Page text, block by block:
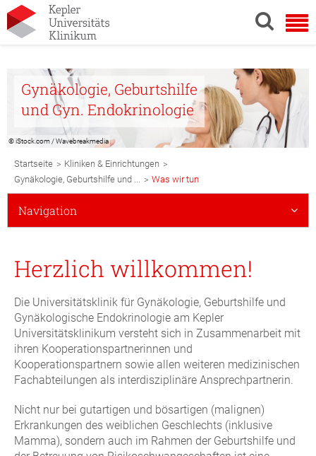
Gynäkologie, Geburtshilfe
und Gyn. Endokrinologie
© iStock.com / Wavebreakmedia
Breadcrumb
Navigation
Startseite > Kliniken & Einrichtungen >
Gynäkologie, Geburtshilfe und ... > Was wir tun
Subnavigation
Mobile
Navigation
Herzlich willkommen!
Die Universitätsklinik für Gynäkologie, Geburtshilfe und
Gynäkologische Endokrinologie am Kepler
Universitätsklinikum versteht sich in Zusammenarbeit mit
ihren Kooperationspartnerinnen und
Kooperationspartnern sowie allen weiteren medizinischen
Fachabteilungen als interdisziplinäre Ansprechpartnerin.
Nicht nur bei gutartigen und bösartigen (malignen)
Erkrankungen des weiblichen Geschlechts (inklusive
Mamma), sondern auch im Rahmen der Geburtshilfe und